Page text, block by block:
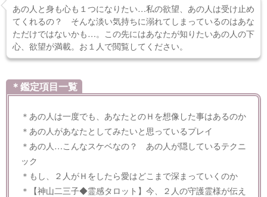
あの人と身も心も１つになりたい…私の欲望、あの人は受け止め
てくれるの？ そんな淡い気持ちに溺れてしまっているのはあな
ただけではないかも…。この先にはあなたが知りたいあの人の下
心、欲望が満載。お１人で閲覧してください。
＊鑑定項目一覧
＊あの人は一度でも、あなたとのＨを想像した事はあるのか
＊あの人があなたとしてみたいと思っているプレイ
＊あの人…こんなスケベなの？ あの人が隠しているテクニ
ック
＊もし、２人がＨをしたら愛はどこまで深まっていくのか
＊【神山二三子◆霊感タロット】今、２人の守護霊様が伝え